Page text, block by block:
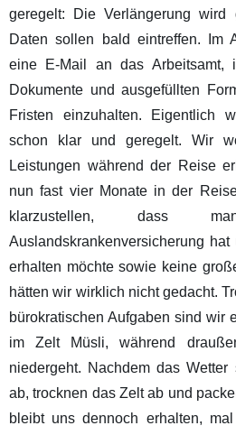
geregelt: Die Verlängerung
Daten sollen bald eintreffen. Im
eine E-Mail an das Arbeitsamt,
Dokumente und ausgefüllten
Fristen einzuhalten. Eigentlich
schon klar und geregelt. Wir
Leistungen während der Reise
nun fast vier Monate in der
klarzustellen, dass
Auslandskrankenversicherung
erhalten möchte sowie keine
hätten wir wirklich nicht gedacht.
bürokratischen Aufgaben sind wir
im Zelt Müsli, während
niedergeht. Nachdem das
ab, trocknen das Zelt ab und
bleibt uns dennoch erhalten,